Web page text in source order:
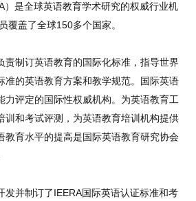
）是全球英语教育学术研究的权威行业机
覆盖了全球150多个国家。
责制订英语教育的国际化标准，指导世界
准的英语教育方案和教学规范。国际英语
力评定的国际性权威机构。为英语教育工
训和考试评测，为英语教育培训机构提供
教育水平的提高是国际英语教育研究协会
发并制订了IEERA国际英语认证标准和考